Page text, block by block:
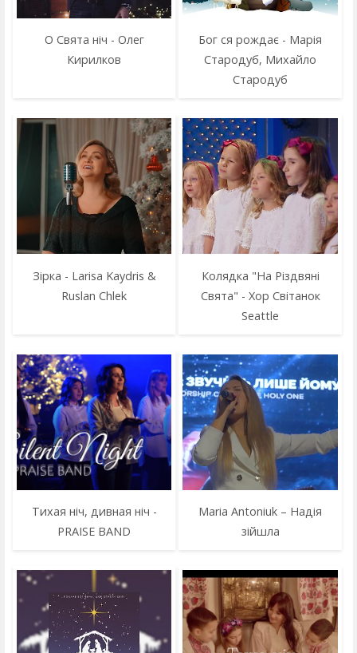
О Свята ніч - Олег
Кирилков
Бог ся рождає - Марія
Стародуб, Михайло
Стародуб
Зірка - Larisa Kaydris &
Ruslan Chlek
Колядка "На Різдвяні
Свята" - Хор Світанок
Seattle
Тихая ніч, дивная ніч -
PRAISE BAND
Maria Antoniuk – Надія
зійшла